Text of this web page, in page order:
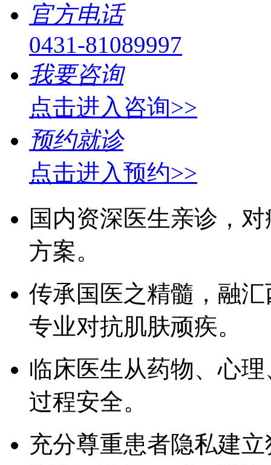
官方电话
0431-81089997
我要咨询
点击进入咨询>>
预约就诊
点击进入预约>>
国内资深医生亲诊，
方案。
传承国医之精髓，融
专业对抗肌肤顽疾。
临床医生从药物、心
过程安全。
充分尊重患者隐私建